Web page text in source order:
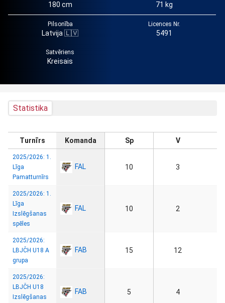
180 cm 71 kg
Pilsonība
Latvija 🇱🇻
Licences Nr.
5491
Satvēriens
Kreisais
Statistika
Turnīrs Komanda Sp V
2025/2026: 1.
Līga
Pamatturnīrs
FAL 10 3
2025/2026: 1.
Līga
Izslēgšanas
spēles
FAL 10 2
2025/2026:
LBJČH U18 A
grupa
FAB 15 12
2025/2026:
LBJČH U18
Izslēgšanas
FAB 5 4